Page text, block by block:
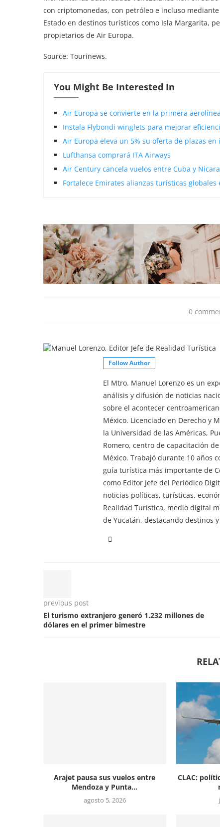
con criptomonedas, con petróleo e incluso
Estado en destinos turísticos como Isla Margarita,
propietarios de Air Europa.
Source: Tourinews.
You Might Be Interested In
Air Europa se convierte en la primera
Instala Flybondi winglets para mejorar
Air Europa eleva un 5% su oferta de plazas
Lufthansa comprará ITA Airways
Air Century cancela vuelos entre Cuba y
Fortalece Emirates alianzas turísticas globales
0
Follow Author
El Mtro. Manuel Lorenzo es un
análisis y difusión de noticias
sobre el acontecer
México. Licenciado en Derecho y
la Universidad de las Américas,
Romero, centro de capacitación
México. Trabajó durante 10 años
guía turística más importante de
como Editor Jefe del Periódico
noticias políticas, turísticas,
Realidad Turística, medio digital
de Yucatán, destacando destinos
previous post
El turismo extranjero generó 1.232 millones de
dólares en el primer bimestre
Arajet pausa sus vuelos entre
Mendoza y Punta...
agosto 5, 2026
CLAC: